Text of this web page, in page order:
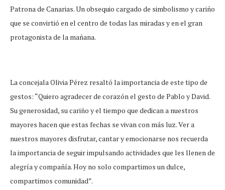
Patrona de Canarias. Un obsequio cargado de simbolismo y cariño
que se convirtió en el centro de todas las miradas y en el gran
protagonista de la mañana.
La concejala Olivia Pérez resaltó la importancia de este tipo de
gestos: “Quiero agradecer de corazón el gesto de Pablo y David.
Su generosidad, su cariño y el tiempo que dedican a nuestros
mayores hacen que estas fechas se vivan con más luz. Ver a
nuestros mayores disfrutar, cantar y emocionarse nos recuerda
la importancia de seguir impulsando actividades que les llenen de
alegría y compañía. Hoy no solo compartimos un dulce,
compartimos comunidad”.